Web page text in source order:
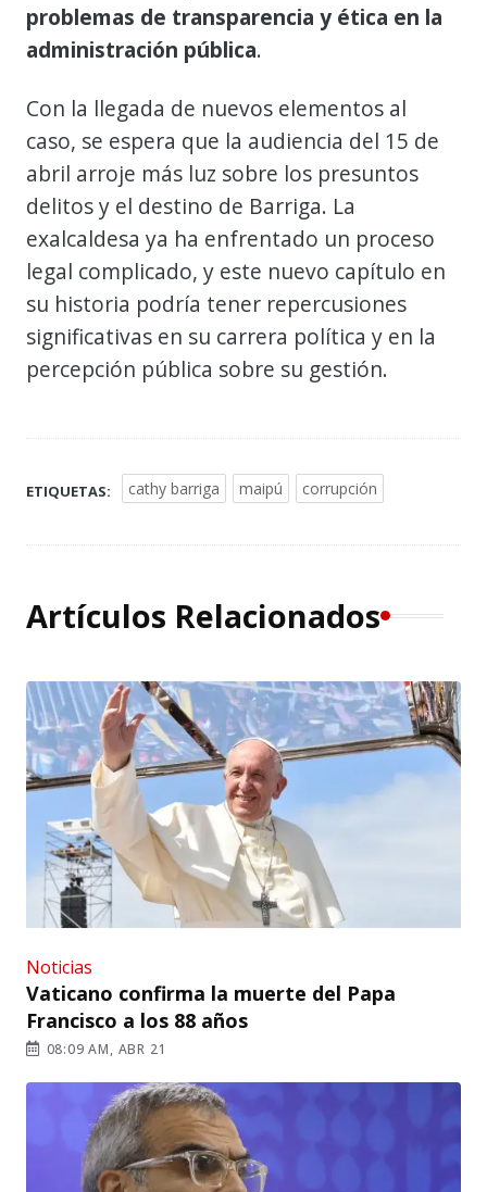
problemas de transparencia y ética en la
administración pública.
Con la llegada de nuevos elementos al
caso, se espera que la audiencia del 15 de
abril arroje más luz sobre los presuntos
delitos y el destino de Barriga. La
exalcaldesa ya ha enfrentado un proceso
legal complicado, y este nuevo capítulo en
su historia podría tener repercusiones
significativas en su carrera política y en la
percepción pública sobre su gestión.
ETIQUETAS: cathy barriga maipú corrupción
Artículos Relacionados
Noticias
Vaticano confirma la muerte del Papa
Francisco a los 88 años
08:09 AM, ABR 21